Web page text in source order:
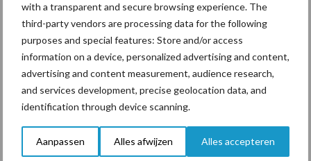
with a transparent and secure browsing experience. The
third-party vendors are processing data for the following
purposes and special features: Store and/or access
information on a device, personalized advertising and content,
advertising and content measurement, audience research,
and services development, precise geolocation data, and
identification through device scanning.
Aanpassen Alles afwijzen Alles accepteren
Primaire
Sidebar
Recent nieuws Partner nieuws
Tien praktische tips voor
een langere levensduur